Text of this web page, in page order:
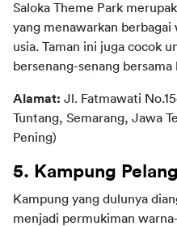
Saloka Theme Park
yang menawarkan berbagai
usia. Taman ini juga cocok
bersenang-senang bersama
Alamat: Jl. Fatmawati
Tuntang, Semarang, Jawa
Pening)
5. Kampung
Kampung yang dulunya
menjadi permukiman